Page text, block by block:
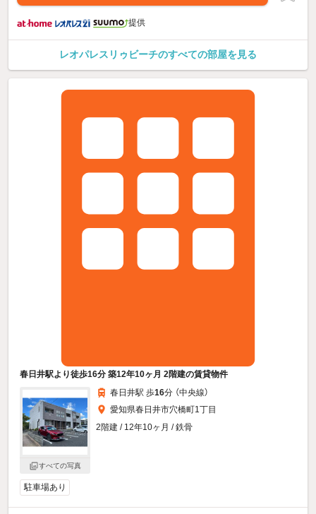
提供
レオパレスリゥビーチのすべての部屋を見る
春日井駅より徒歩16分 築12年10ヶ月 2階建の賃貸物件
すべての写真
春日井駅 歩16分 （中央線）
愛知県春日井市穴橋町1丁目
2階建 / 12年10ヶ月 / 鉄骨
駐車場あり